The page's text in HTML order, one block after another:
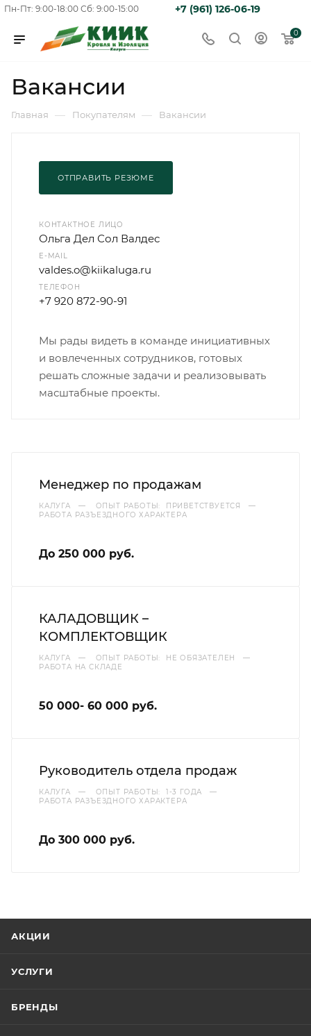
Пн-Пт: 9:00-18:00 Сб: 9:00-15:00 +7 (961) 126-06-19
0
Вакансии
Главная — Покупателям — Вакансии
ОТПРАВИТЬ РЕЗЮМЕ
КОНТАКТНОЕ ЛИЦО
Ольга Дел Сол Валдес
E-MAIL
valdes.o@kiikaluga.ru
ТЕЛЕФОН
+7 920 872-90-91
Мы рады видеть в команде инициативных
и вовлеченных сотрудников, готовых
решать сложные задачи и реализовывать
масштабные проекты.
Менеджер по продажам
КАЛУГА — ОПЫТ РАБОТЫ: ПРИВЕТСТВУЕТСЯ
—
РАБОТА РАЗЪЕЗДНОГО ХАРАКТЕРА
До 250 000 руб.
КАЛАДОВЩИК –
КОМПЛЕКТОВЩИК
КАЛУГА — ОПЫТ РАБОТЫ: НЕ ОБЯЗАТЕЛЕН
—
РАБОТА НА СКЛАДЕ
50 000- 60 000 руб.
Руководитель отдела продаж
КАЛУГА — ОПЫТ РАБОТЫ: 1-3 ГОДА
—
РАБОТА РАЗЪЕЗДНОГО ХАРАКТЕРА
До 300 000 руб.
АКЦИИ
УСЛУГИ
БРЕНДЫ